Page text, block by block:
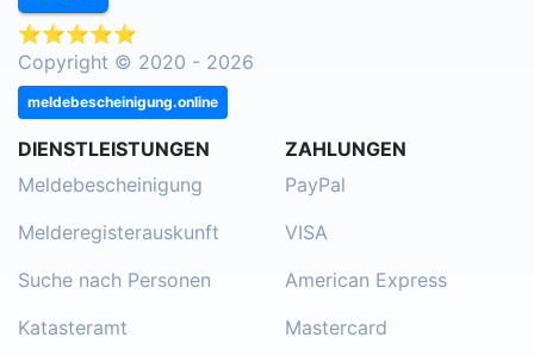
⭐⭐⭐⭐⭐
Copyright © 2020 - 2026
meldebescheinigung.online
DIENSTLEISTUNGEN
Meldebescheinigung
Melderegisterauskunft
Suche nach Personen
Katasteramt
ZAHLUNGEN
PayPal
VISA
American Express
Mastercard